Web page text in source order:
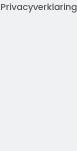
Privacyverklaring